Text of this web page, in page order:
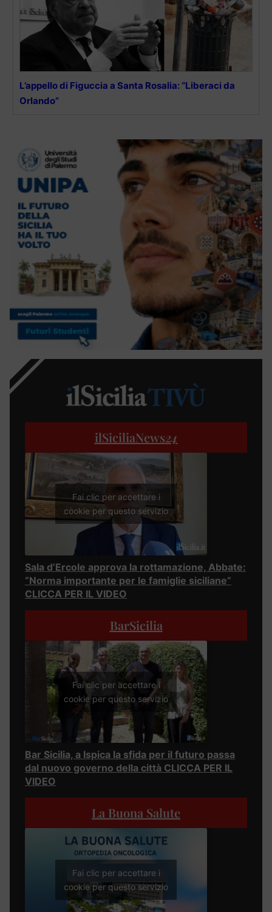
L’appello di Figuccia a Santa Rosalia: “Liberaci da
Orlando”
ilSiciliaNews24
Fai clic per accettare i
cookie per questo servizio
Sala d’Ercole approva la rottamazione, Abbate:
“Norma importante per le famiglie siciliane”
CLICCA PER IL VIDEO
BarSicilia
Fai clic per accettare i
cookie per questo servizio
Bar Sicilia, a Ispica la sfida per il futuro passa
dal nuovo governo della città CLICCA PER IL
VIDEO
La Buona Salute
Fai clic per accettare i
cookie per questo servizio